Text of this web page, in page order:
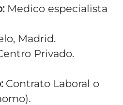
Medico especialista
Madrid.
Privado.
Contrato Laboral o